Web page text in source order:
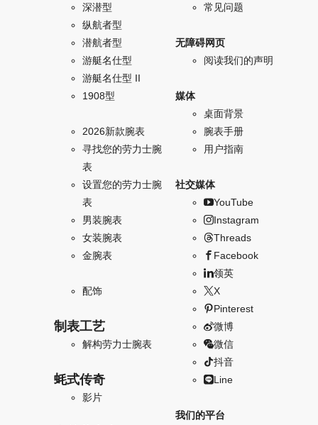
深潜型
纵航者型
潜航者型
游艇名仕型
游艇名仕型 II
1908型
2026新款腕表
寻找您的劳力士腕
表
设置您的劳力士腕
表
男装腕表
女装腕表
金腕表
配饰
制表工艺
解构劳力士腕表
蚝式传奇
影片
常见问题
无障碍网页
阅读我们的声明
媒体
桌面背景
腕表手册
用户指南
社交媒体
YouTube
Instagram
Threads
Facebook
领英
X
Pinterest
微博
微信
抖音
Line
我们的平台